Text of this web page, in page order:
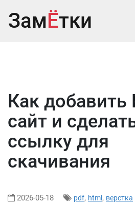
ЗамЁтки
Как добавить
сайт и
ссылку для
скачивания
2026-05-18 pdf, html , верстка